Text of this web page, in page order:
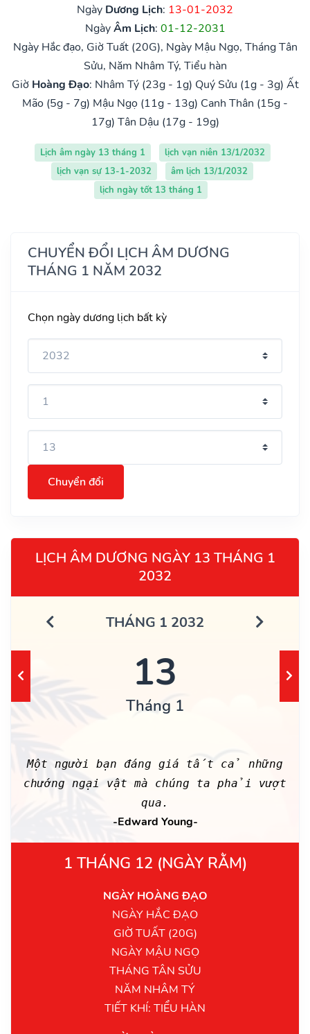
Ngày Dương Lịch: 13-01-2032
NgàyÂm Lịch: 01-12-2031
Ngày Hắc đạo, Giờ Tuất (20G), Ngày Mậu Ngọ, Tháng Tân
Sửu, Năm Nhâm Tý, Tiểu hàn
Giờ Hoàng Đạo: Nhâm Tý (23g - 1g) Quý Sửu (1g - 3g) Ất
Mão (5g - 7g) Mậu Ngọ (11g - 13g) Canh Thân (15g -
17g) Tân Dậu (17g - 19g)
Lịch âm ngày 13 tháng 1
lịch vạn niên 13/1/2032
lịch vạn sự 13-1-2032
âm lịch 13/1/2032
lịch ngày tốt 13 tháng 1
CHUYỂN ĐỔI LỊCH ÂM DƯƠNG
THÁNG 1 NĂM 2032
Chọn ngày dương lịch bất kỳ
Chuyển đổi
LỊCH ÂM DƯƠNG NGÀY 13 THÁNG 1
2032
THÁNG 1 2032
13
Tháng 1
Một người bạn đáng giá tất cả những
chướng ngại vật mà chúng ta phải vượt
qua.
-Edward Young-
1 THÁNG 12 (NGÀY RẰM)
NGÀY HOÀNG ĐẠO
NGÀY HẮC ĐẠO
GIỜ TUẤT (20G)
NGÀY MẬU NGỌ
THÁNG TÂN SỬU
NĂM NHÂM TÝ
TIẾT KHÍ: TIỂU HÀN